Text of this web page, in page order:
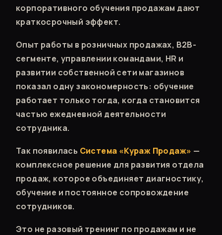
корпоративного обучения продажам дают
краткосрочный эффект.
Опыт работы в розничных продажах, B2B-
сегменте, управлении командами, HR и
развитии собственной сети магазинов
показал одну закономерность: обучение
работает только тогда, когда становится
частью ежедневной деятельности
сотрудника.
Так появилась Система «Кураж Продаж» —
комплексное решение для развития отдела
продаж, которое объединяет диагностику,
обучение и постоянное сопровождение
сотрудников.
Это не разовый тренинг по продажам и не